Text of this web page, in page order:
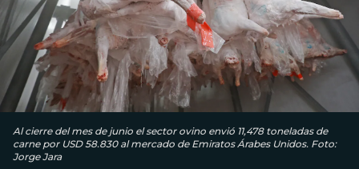
Al cierre del mes de junio el sector ovino envió 11,478 toneladas de
carne por USD 58.830 al mercado de Emiratos Árabes Unidos. Foto:
Jorge Jara